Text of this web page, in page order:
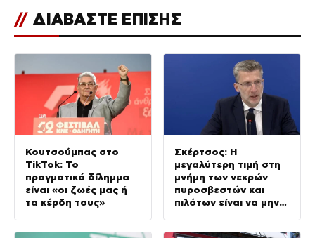
// ΔΙΑΒΑΣΤΕ ΕΠΙΣΗΣ
Κουτσούμπας στο
TikTok: Το
πραγματικό δίλημμα
είναι «οι ζωές μας ή
τα κέρδη τους»
Σκέρτσος: Η
μεγαλύτερη τιμή στη
μνήμη των νεκρών
πυροσβεστών και
πιλότων είναι να μην